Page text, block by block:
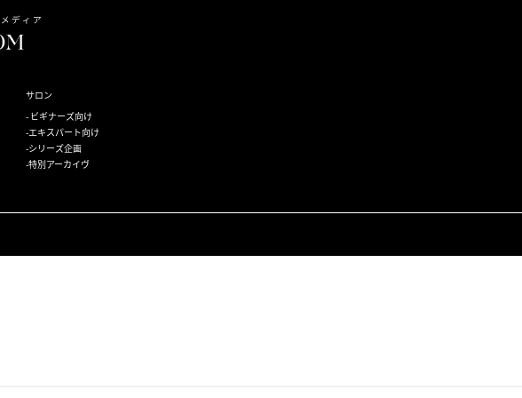
サロン
ビギナーズ向け
エキスパート向け
シリーズ企画
特別アーカイヴ